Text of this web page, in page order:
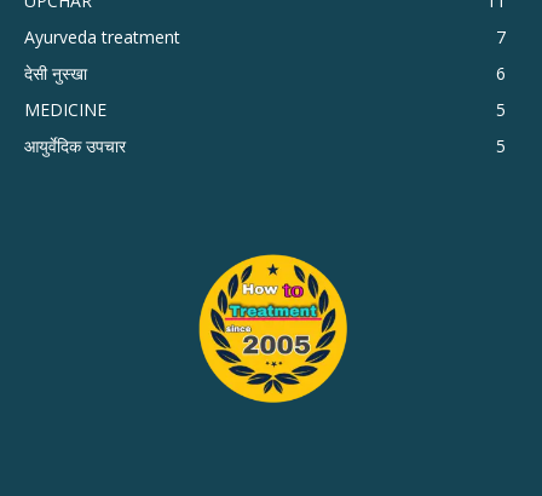
Ayurveda treatment
7
देसी नुस्खा
6
MEDICINE
5
आयुर्वेदिक उपचार
5